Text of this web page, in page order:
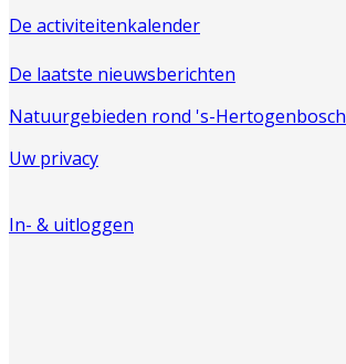
De activiteitenkalender
De laatste nieuwsberichten
Natuurgebieden rond 's-Hertogenbosch
Uw privacy
In- & uitloggen